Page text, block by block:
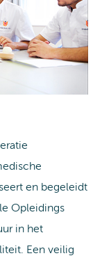
en begeleidt
Opleidings
in het
Een veilig